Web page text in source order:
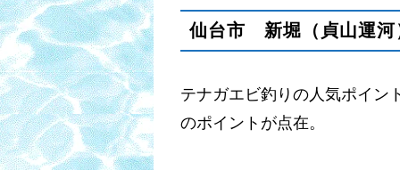
仙台市 新堀（貞山運河
テナガエビ釣りの人気ポイン
のポイントが点在。